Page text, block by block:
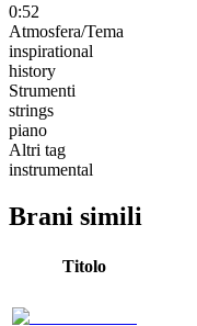
0:52
Atmosfera/Tema
inspirational
history
Strumenti
strings
piano
Altri tag
instrumental
Brani simili
Titolo